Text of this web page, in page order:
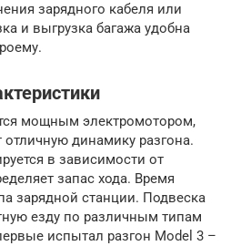
зарядного кабеля или
и выгрузка багажа удобна
мощным электромотором,
динамику разгона.
в зависимости от
запас хода. Время
зарядной станции. Подвеска
езду по различным типам
испытал разгон Model 3 –